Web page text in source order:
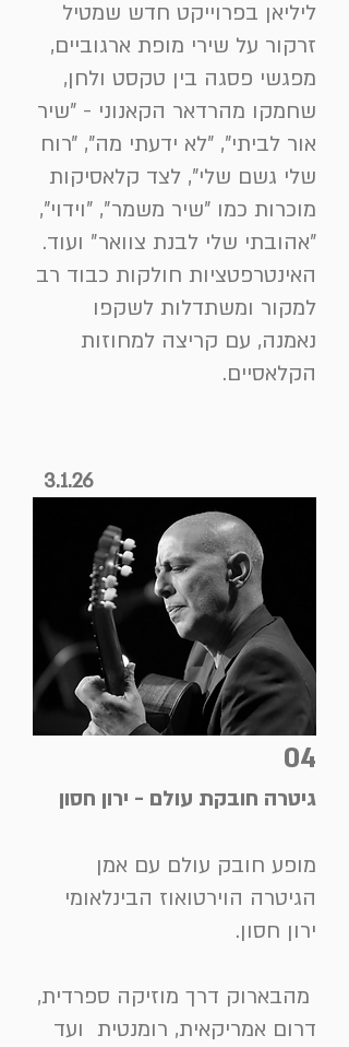
ליליאן בפרוייקט חדש שמטיל
זרקור על שירי מופת ארגוביים,
מפגשי פסגה בין טקסט ולחן,
שחמקו מהרדאר הקאנוני - ״שיר
אור לביתי״, ״לא ידעתי מה״, ״רוח
שלי גשם שלי״, לצד קלאסיקות
מוכרות כמו ״שיר משמר״, ״וידוי״,
״אהובתי שלי לבנת צוואר״ ועוד.
האינטרפטציות חולקות כבוד רב
למקור ומשתדלות לשקפו
נאמנה, עם קריצה למחוזות
הקלאסיים.
3.1.26
04
גיטרה חובקת עולם - ירון חסון
מופע חובק עולם עם אמן
הגיטרה הוירטואוז הבינלאומי
ירון חסון.
מהבארוק דרך מוזיקה ספרדית,
דרום אמריקאית, רומנטית ועד